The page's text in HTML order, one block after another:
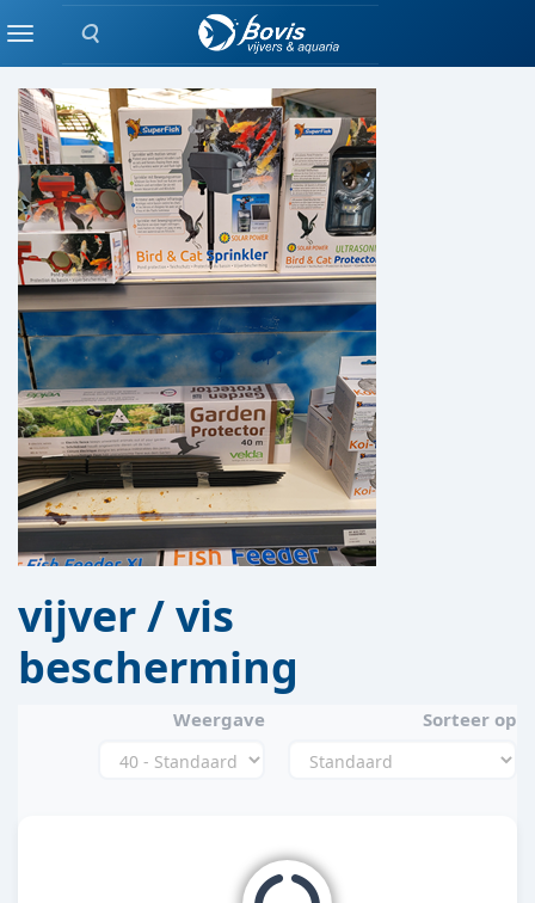
Zoeken
MenuVISSEN
vijver / vis
bescherming
Weergave Sorteer op